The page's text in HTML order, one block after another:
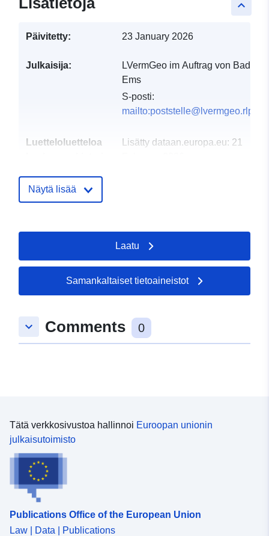
keyboard_arrow_up
Päivitetty: 23 January 2026
Julkaisija:
LVermGeo im Auftrag von Bad
Ems
S-posti:
mailto:poststelle@lvermgeo.rlp.de
Luetteloluetteloa
Lisätty dataan.europa.eu: 21
50.3513 ], [ 7.72312,
50.3513 ], [ 7.72312,
50.3505 ], [ 7.72197,
50.3505 ], [ 7.72197,
Spatiaalinen
Näytä lisää
Laatu
Samankaltaiset tietoaineistot
keyboard_arrow_down Comments 0
Tätä verkkosivustoa hallinnoi Euroopan unionin
julkaisutoimisto
Publications Office of the European Union
Law | Data | Publications